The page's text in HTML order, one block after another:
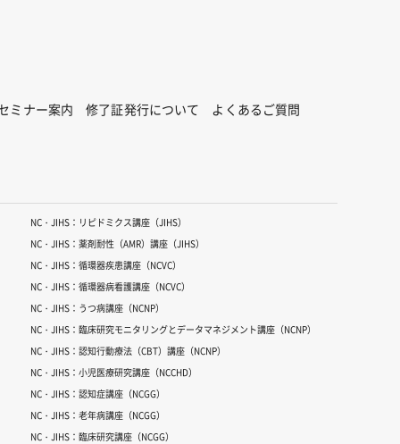
ミナー案内 修了証発行について よくあるご質問
NC・JIHS：リピドミクス講座（JIHS）
NC・JIHS：薬剤耐性（AMR）講座（JIHS）
NC・JIHS：循環器疾患講座（NCVC）
NC・JIHS：循環器病看護講座（NCVC）
NC・JIHS：うつ病講座（NCNP）
NC・JIHS：臨床研究モニタリングとデータマネジメント講座（NCNP）
NC・JIHS：認知行動療法（CBT）講座（NCNP）
NC・JIHS：小児医療研究講座（NCCHD）
NC・JIHS：認知症講座（NCGG）
NC・JIHS：老年病講座（NCGG）
NC・JIHS：臨床研究講座（NCGG）